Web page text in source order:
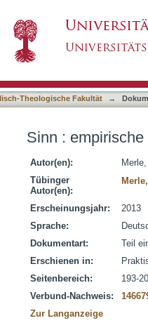
Theologische Fakultät →
Sinn :
Autor(en):
Tübinger
Autor(en):
Erscheinungsjahr:
2013
Sprache:
Dokumentart:
Teil
Erschienen in:
Seitenbereich:
193-
Verbund-Nachweis:
Zur Langanzeige